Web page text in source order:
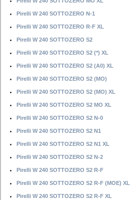
Pirelli W 240 SOTTOZERO N-1
Pirelli W 240 SOTTOZERO R-F XL
Pirelli W 240 SOTTOZERO S2
Pirelli W 240 SOTTOZERO S2 (*) XL
Pirelli W 240 SOTTOZERO S2 (A0) XL
Pirelli W 240 SOTTOZERO S2 (MO)
Pirelli W 240 SOTTOZERO S2 (MO) XL
Pirelli W 240 SOTTOZERO S2 MO XL
Pirelli W 240 SOTTOZERO S2 N-0
Pirelli W 240 SOTTOZERO S2 N1
Pirelli W 240 SOTTOZERO S2 N1 XL
Pirelli W 240 SOTTOZERO S2 N-2
Pirelli W 240 SOTTOZERO S2 R-F
Pirelli W 240 SOTTOZERO S2 R-F (MOE) XL
Pirelli W 240 SOTTOZERO S2 R-F XL